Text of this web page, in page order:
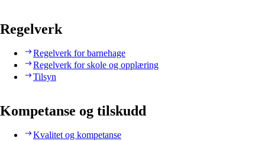
Regelverk
Regelverk for barnehage
Regelverk for skole og opplæring
Tilsyn
Kompetanse og tilskudd
Kvalitet og kompetanse